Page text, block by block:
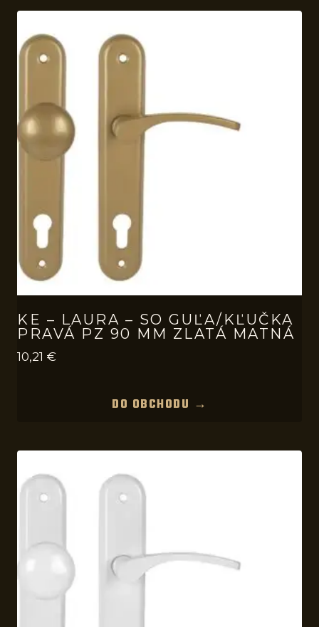
KE – LAURA – SO GUĽA/KĽUČKA
PRAVÁ PZ 90 MM ZLATÁ MATNÁ
10,21 €
DO OBCHODU →